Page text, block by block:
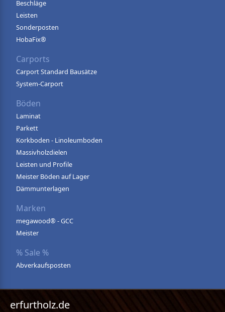
Beschläge
Leisten
Sonderposten
HobaFix®
Carports
Carport Standard Bausätze
System-Carport
Böden
Laminat
Parkett
Korkboden - Linoleumboden
Massivholzdielen
Leisten und Profile
Meister Böden auf Lager
Dämmunterlagen
Marken
megawood® - GCC
Meister
% Sale %
Abverkaufsposten
erfurtholz.de